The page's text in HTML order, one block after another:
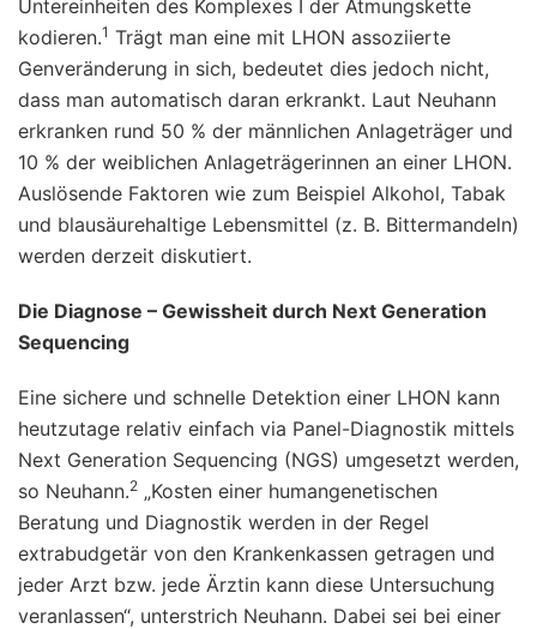
Untereinheiten des Komplexes I der Atmungskette
kodieren.1 Trägt man eine mit LHON assoziierte
Genveränderung in sich, bedeutet dies jedoch nicht,
dass man automatisch daran erkrankt. Laut Neuhann
erkranken rund 50 % der männlichen Anlageträger und
10 % der weiblichen Anlageträgerinnen an einer LHON.
Auslösende Faktoren wie zum Beispiel Alkohol, Tabak
und blausäurehaltige Lebensmittel (z. B. Bittermandeln)
werden derzeit diskutiert.
Die Diagnose – Gewissheit durch Next Generation
Sequencing
Eine sichere und schnelle Detektion einer LHON kann
heutzutage relativ einfach via Panel-Diagnostik mittels
Next Generation Sequencing (NGS) umgesetzt werden,
so Neuhann.2 „Kosten einer humangenetischen
Beratung und Diagnostik werden in der Regel
extrabudgetär von den Krankenkassen getragen und
jeder Arzt bzw. jede Ärztin kann diese Untersuchung
veranlassen“, unterstrich Neuhann. Dabei sei bei einer